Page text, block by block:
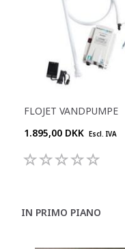
FLOJET VANDPUMPE
1.895,00 DKK Escl. IVA
IN PRIMO PIANO